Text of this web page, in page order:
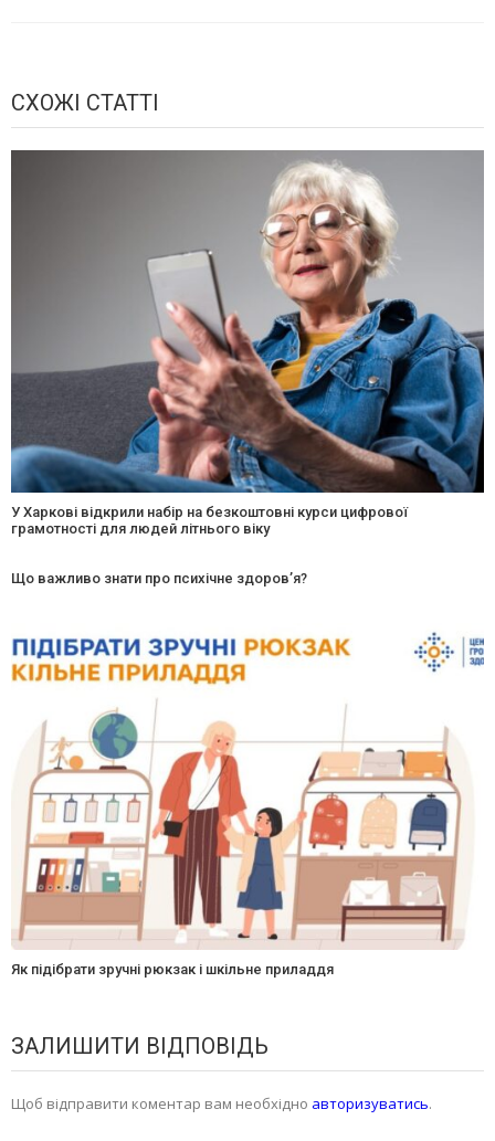
СХОЖІ СТАТТІ
У Харкові відкрили набір на безкоштовні курси цифрової
грамотності для людей літнього віку
Що важливо знати про психічне здоров’я?
Як підібрати зручні рюкзак і шкільне приладдя
ЗАЛИШИТИ ВІДПОВІДЬ
Щоб відправити коментар вам необхідно авторизуватись.